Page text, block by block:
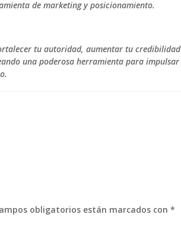
de marketing y posicionamiento.
tu autoridad, aumentar tu credibilidad
una poderosa herramienta para impulsar
obligatorios están marcados con*